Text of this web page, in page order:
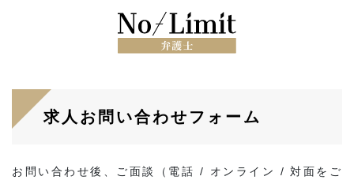
求人お問い合わせフォーム
お問い合わせ後、ご面談（電話 / オンライン / 対面をご